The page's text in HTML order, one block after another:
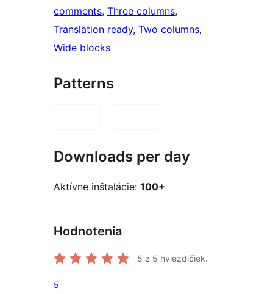
comments, Three columns
Translation ready, Two columns
Wide blocks
Patterns
Downloads per day
Aktívne inštalácie: 100+
Hodnotenia
5 z 5 hviezdičiek.
5